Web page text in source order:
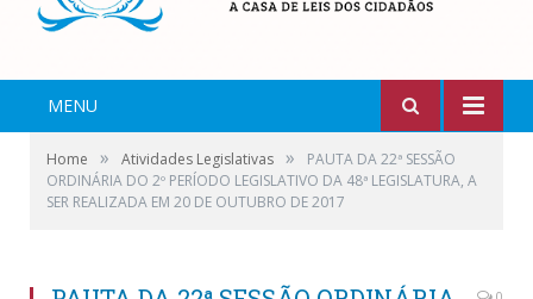
MENU
Home » Atividades Legislativas »
PAUTA DA 22ª SESSÃO
ORDINÁRIA DO 2º PERÍODO LEGISLATIVO DA 48ª LEGISLATURA, A
SER REALIZADA EM 20 DE OUTUBRO DE 2017